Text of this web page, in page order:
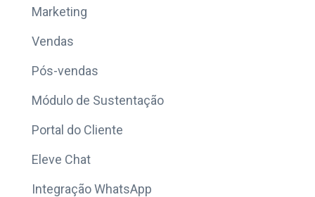
Marketing
Vendas
Pós-vendas
Módulo de Sustentação
Portal do Cliente
Eleve Chat
Integração WhatsApp